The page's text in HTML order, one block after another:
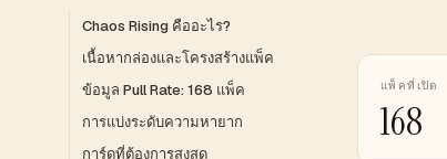
Chaos Rising คืออะไร?
เนื้อหากล่องและโครงสร้างแพ็ค
ข้อมูล Pull Rate: 168 แพ็ค
การแบ่งระดับความหายาก
การ์ดที่ต้องการสูงสุด
แพ็คที่เปิด
168